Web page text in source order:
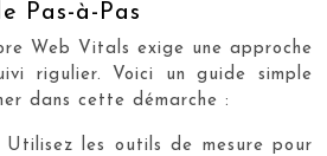
Pas-à-Pas
Web Vitals exige une approche
rigulier. Voici un guide simple
dans cette démarche :
les outils de mesure pour